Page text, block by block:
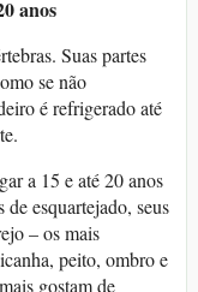
anos
Suas partes
se não
é refrigerado até
a 15 e até 20 anos
esquartejado, seus
– os mais
peito, ombro e
gostam de